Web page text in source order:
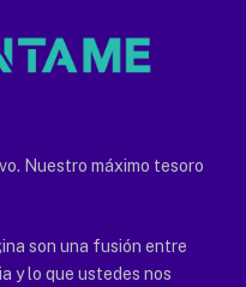
Nuestro máximo tesoro
son una fusión entre
y lo que ustedes nos